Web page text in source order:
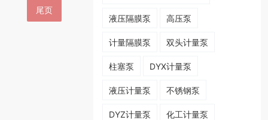
尾页
液压隔膜泵 高压泵
计量隔膜泵 双头计量泵
柱塞泵 DYX计量泵
液压计量泵 不锈钢泵
DYZ计量泵 化工计量泵